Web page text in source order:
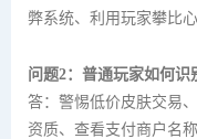
弊系统、利用玩家攀比
问题2：普通玩家如何识
答：警惕低价皮肤交易
资质、查看支付商户名